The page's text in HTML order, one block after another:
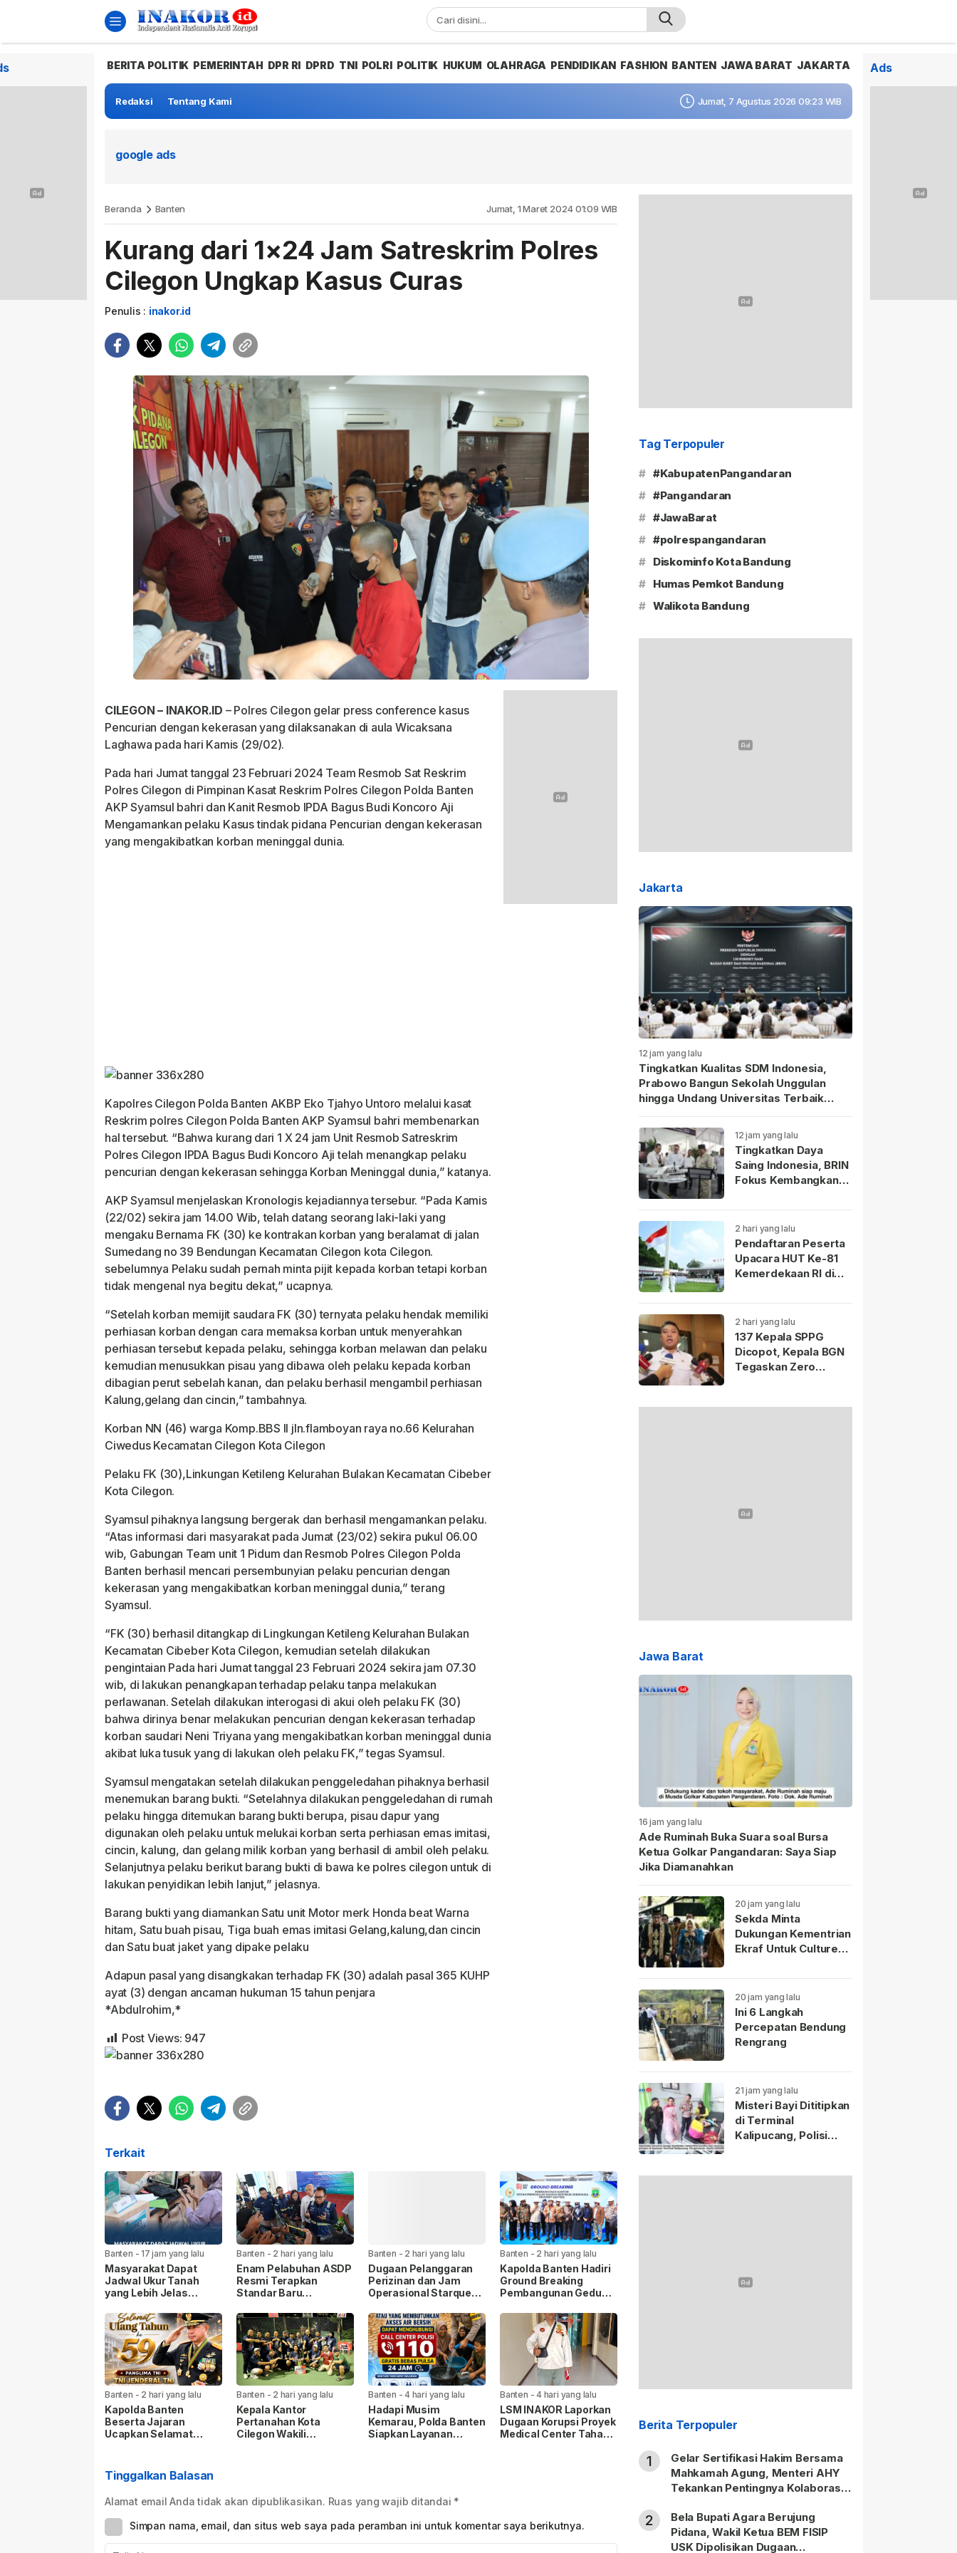
BERITA POLITIK PEMERINTAH DPR RI DPRD TNI POLRI POLITIK HUKUM OLAHRAGA PENDIDIKAN FASHION BANTEN JAWA BARAT JAKARTA
Redaksi Tentang Kami Jumat, 7 Agustus 2026 09:23 WIB
google ads
Beranda Banten Jumat, 1 Maret 2024 01:09 WIB
Kurang dari 1×24 Jam Satreskrim Polres
Cilegon Ungkap Kasus Curas
Penulis : inakor.id
CILEGON – INAKOR.ID – Polres Cilegon gelar press conference kasus
Pencurian dengan kekerasan yang dilaksanakan di aula Wicaksana
Laghawa pada hari Kamis (29/02).
Pada hari Jumat tanggal 23 Februari 2024 Team Resmob Sat Reskrim
Polres Cilegon di Pimpinan Kasat Reskrim Polres Cilegon Polda Banten
AKP Syamsul bahri dan Kanit Resmob IPDA Bagus Budi Koncoro Aji
Mengamankan pelaku Kasus tindak pidana Pencurian dengan kekerasan
yang mengakibatkan korban meninggal dunia.
Kapolres Cilegon Polda Banten AKBP Eko Tjahyo Untoro melalui kasat
Reskrim polres Cilegon Polda Banten AKP Syamsul bahri membenarkan
hal tersebut. “Bahwa kurang dari 1 X 24 jam Unit Resmob Satreskrim
Polres Cilegon IPDA Bagus Budi Koncoro Aji telah menangkap pelaku
pencurian dengan kekerasan sehingga Korban Meninggal dunia,” katanya.
AKP Syamsul menjelaskan Kronologis kejadiannya tersebur. “Pada Kamis
(22/02) sekira jam 14.00 Wib, telah datang seorang laki-laki yang
mengaku Bernama FK (30) ke kontrakan korban yang beralamat di jalan
Sumedang no 39 Bendungan Kecamatan Cilegon kota Cilegon.
sebelumnya Pelaku sudah pernah minta pijit kepada korban tetapi korban
tidak mengenal nya begitu dekat,” ucapnya.
“Setelah korban memijit saudara FK (30) ternyata pelaku hendak memiliki
perhiasan korban dengan cara memaksa korban untuk menyerahkan
perhiasan tersebut kepada pelaku, sehingga korban melawan dan pelaku
kemudian menusukkan pisau yang dibawa oleh pelaku kepada korban
dibagian perut sebelah kanan, dan pelaku berhasil mengambil perhiasan
Kalung,gelang dan cincin,” tambahnya.
Korban NN (46) warga Komp.BBS II jln.flamboyan raya no.66 Kelurahan
Ciwedus Kecamatan Cilegon Kota Cilegon
Pelaku FK (30),Linkungan Ketileng Kelurahan Bulakan Kecamatan Cibeber
Kota Cilegon.
Syamsul pihaknya langsung bergerak dan berhasil mengamankan pelaku.
“Atas informasi dari masyarakat pada Jumat (23/02) sekira pukul 06.00
wib, Gabungan Team unit 1 Pidum dan Resmob Polres Cilegon Polda
Banten berhasil mencari persembunyian pelaku pencurian dengan
kekerasan yang mengakibatkan korban meninggal dunia,” terang
Syamsul.
“FK (30) berhasil ditangkap di Lingkungan Ketileng Kelurahan Bulakan
Kecamatan Cibeber Kota Cilegon, kemudian setelah dilakukan
pengintaian Pada hari Jumat tanggal 23 Februari 2024 sekira jam 07.30
wib, di lakukan penangkapan terhadap pelaku tanpa melakukan
perlawanan. Setelah dilakukan interogasi di akui oleh pelaku FK (30)
bahwa dirinya benar melakukan pencurian dengan kekerasan terhadap
korban saudari Neni Triyana yang mengakibatkan korban meninggal dunia
akibat luka tusuk yang di lakukan oleh pelaku FK,” tegas Syamsul.
Syamsul mengatakan setelah dilakukan penggeledahan pihaknya berhasil
menemukan barang bukti. “Setelahnya dilakukan penggeledahan di rumah
pelaku hingga ditemukan barang bukti berupa, pisau dapur yang
digunakan oleh pelaku untuk melukai korban serta perhiasan emas imitasi,
cincin, kalung, dan gelang milik korban yang berhasil di ambil oleh pelaku.
Selanjutnya pelaku berikut barang bukti di bawa ke polres cilegon untuk di
lakukan penyidikan lebih lanjut,” jelasnya.
Barang bukti yang diamankan Satu unit Motor merk Honda beat Warna
hitam, Satu buah pisau, Tiga buah emas imitasi Gelang,kalung,dan cincin
dan Satu buat jaket yang dipake pelaku
Adapun pasal yang disangkakan terhadap FK (30) adalah pasal 365 KUHP
ayat (3) dengan ancaman hukuman 15 tahun penjara
*Abdulrohim,*
Post Views: 947
Terkait
Banten -17 jam yang lalu
Masyarakat Dapat
Jadwal Ukur Tanah
yang Lebih Jelas
Pengukuran Terjadwal.
Banten - 2 hari yang lalu
Enam Pelabuhan ASDP
Resmi Terapkan
Standar Baru
Banten - 2 hari yang lalu
Dugaan Pelanggaran
Perizinan dan Jam
Operasional Starquen
Pemkot dan APH
Bertindak Tegas
Banten - 2 hari yang lalu
Kapolda Banten Hadiri
Ground Breaking
Pembangunan Gedung
Kota Provinsi Banten
Banten - 2 hari yang lalu
Kapolda Banten
Beserta Jajaran
Ucapkan Selamat
TNI Agus Subiyanto
Banten - 2 hari yang lalu
Kepala Kantor
Pertanahan Kota
Cilegon Wakili
Banten -4 hari yang lalu
Hadapi Musim
Kemarau, Polda Banten
Siapkan Layanan
Banten -4 hari yang lalu
LSM INAKOR Laporkan
Dugaan Korupsi Proyek
Medical Center Tahap II
Tinggalkan Balasan
Alamat email Anda tidak akan dipublikasikan. Ruas yang wajib ditandai *
Simpan nama, email, dan situs web saya pada peramban ini untuk komentar saya berikutnya.
Tag Terpopuler
# #KabupatenPangandaran
# #Pangandaran
# #JawaBarat
# #polrespangandaran
# Diskominfo Kota Bandung
# Humas Pemkot Bandung
# Walikota Bandung
Jakarta
12 jam yang lalu
Tingkatkan Kualitas SDM Indonesia,
Prabowo Bangun Sekolah Unggulan
hingga Undang Universitas Terbaik
12 jam yang lalu
Tingkatkan Daya
Saing Indonesia, BRIN
Fokus Kembangkan
2 hari yang lalu
Pendaftaran Peserta
Upacara HUT Ke-81
Kemerdekaan RI di
5 Agustus 2026.
2 hari yang lalu
137 Kepala SPPG
Dicopot, Kepala BGN
Tegaskan Zero
Jawa Barat
16 jam yang lalu
Ade Ruminah Buka Suara soal Bursa
Ketua Golkar Pangandaran: Saya Siap
Jika Diamanahkan
20 jam yang lalu
Sekda Minta
Dukungan Kementrian
Ekraf Untuk Culture
20 jam yang lalu
Ini 6 Langkah
Percepatan Bendung
Rengrang
21 jam yang lalu
Misteri Bayi Dititipkan
di Terminal
Kalipucang, Polisi
Berita Terpopuler
1
Gelar Sertifikasi Hakim Bersama
Mahkamah Agung, Menteri AHY
Tekankan Pentingnya Kolaborasi
Masyarakat
2
Bela Bupati Agara Berujung
Pidana, Wakil Ketua BEM FISIP
USK Dipolisikan Dugaan
Ads